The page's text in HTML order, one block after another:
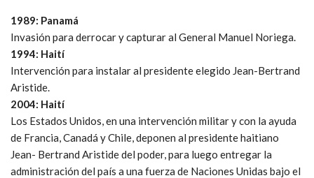
1989: Panamá
Invasión para derrocar y capturar al General Manuel Noriega.
1994: Haití
Intervención para instalar al presidente elegido Jean-Bertrand
Aristide.
2004: Haití
Los Estados Unidos, en una intervención militar y con la ayuda
de Francia, Canadá y Chile, deponen al presidente haitiano
Jean- Bertrand Aristide del poder, para luego entregar la
administración del país a una fuerza de Naciones Unidas bajo el